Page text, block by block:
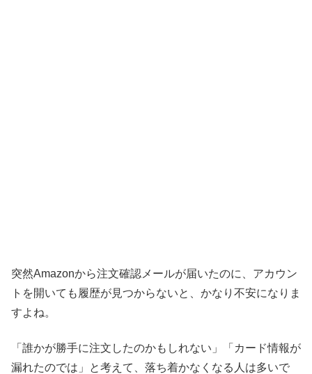
突然Amazonから注文確認メールが届いたのに、アカウン
トを開いても履歴が見つからないと、かなり不安になりま
すよね。
「誰かが勝手に注文したのかもしれない」「カード情報が
漏れたのでは」と考えて、落ち着かなくなる人は多いで